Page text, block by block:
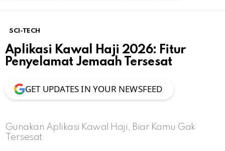
SCI-TECH
Aplikasi Kawal Haji 2026: Fitur
Penyelamat Jemaah Tersesat
GET UPDATES IN YOUR NEWSFEED
Gunakan Aplikasi Kawal Haji, Biar Kamu Gak
Tersesat